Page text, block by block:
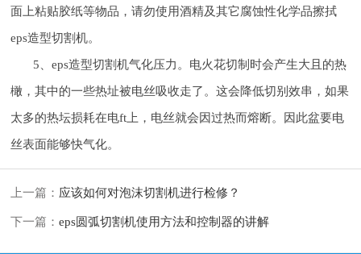
面上粘贴胶纸等物品，请勿使用酒精及其它腐蚀性化学品擦拭
eps造型切割机。
5、eps造型切割机气化压力。电火花切制时会产生大且的热
橄，其中的一些热址被电丝吸收走了。这会降低切别效串，如果
太多的热坛损耗在电ft上，电丝就会因过热而熔断。因此盆要电
丝表面能够快气化。
上一篇： 应该如何对泡沫切割机进行检修？
下一篇：eps圆弧切割机使用方法和控制器的讲解